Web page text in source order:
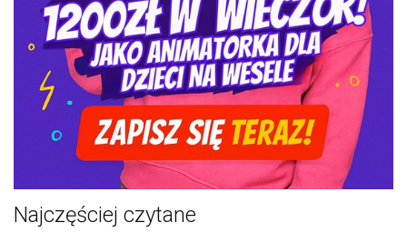
Najczęściej czytane